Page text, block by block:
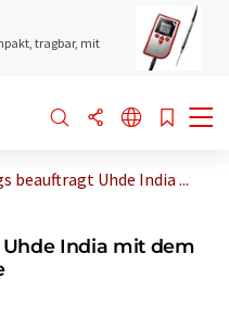
tragbar, mit
beauftragt Uhde India ...
India mit dem